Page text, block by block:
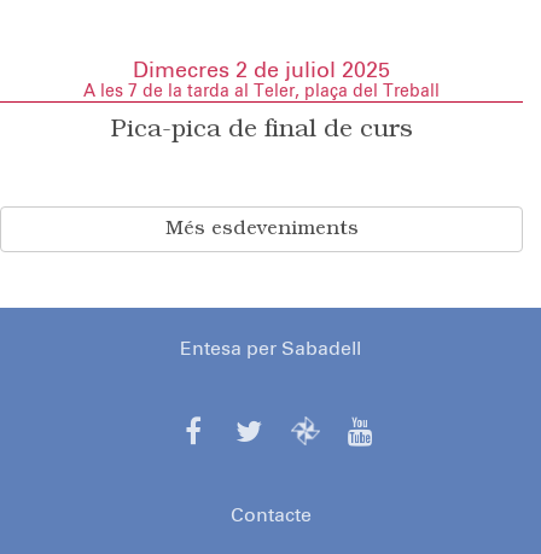
Dimecres 2 de juliol 2025
A les 7 de la tarda al Teler, plaça del Treball
Pica-pica de final de curs
Més esdeveniments
Entesa per Sabadell
Contacte